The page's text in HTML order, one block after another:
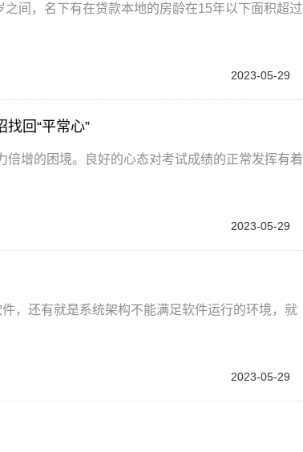
间，名下有在贷款本地的房龄在15年以下面积超过
2023-05-29
回“平常心”
增的困境。良好的心态对考试成绩的正常发挥有着
2023-05-29
，还有就是系统架构不能满足软件运行的环境，就
2023-05-29